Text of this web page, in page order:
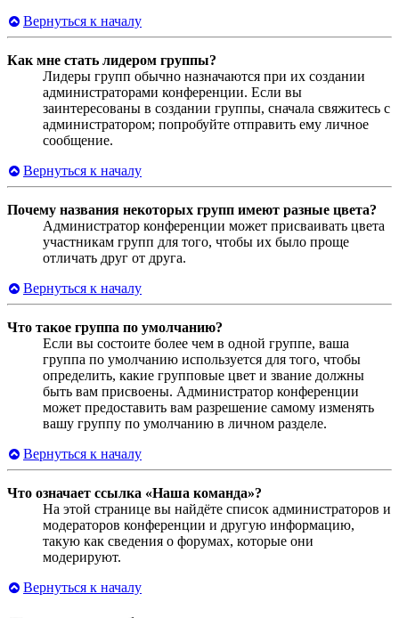
Вернуться к началу
Как мне стать лидером группы?
Лидеры групп обычно назначаются при их создании
администраторами конференции. Если вы
заинтересованы в создании группы, сначала свяжитесь с
администратором; попробуйте отправить ему личное
сообщение.
Вернуться к началу
Почему названия некоторых групп имеют разные цвета?
Администратор конференции может присваивать цвета
участникам групп для того, чтобы их было проще
отличать друг от друга.
Вернуться к началу
Что такое группа по умолчанию?
Если вы состоите более чем в одной группе, ваша
группа по умолчанию используется для того, чтобы
определить, какие групповые цвет и звание должны
быть вам присвоены. Администратор конференции
может предоставить вам разрешение самому изменять
вашу группу по умолчанию в личном разделе.
Вернуться к началу
Что означает ссылка «Наша команда»?
На этой странице вы найдёте список администраторов и
модераторов конференции и другую информацию,
такую как сведения о форумах, которые они
модерируют.
Вернуться к началу